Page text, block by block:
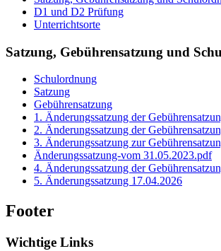
D1 und D2 Prüfung
Unterrichtsorte
Satzung, Gebührensatzung und
Schulordnung
Satzung
Gebührensatzung
1. Änderungssatzung der
2. Änderungssatzung der
3. Änderungssatzung zur
Änderungssatzung-vom 31.05.2023.pdf
4. Änderungssatzung der
5. Änderungssatzung 17.04.2026
Footer
Wichtige Links